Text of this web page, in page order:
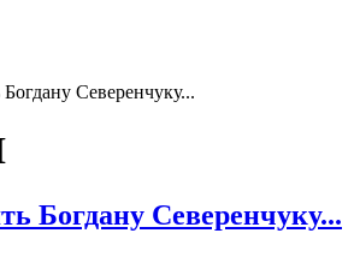
Богдану Северенчуку...
Богдану Северенчуку...